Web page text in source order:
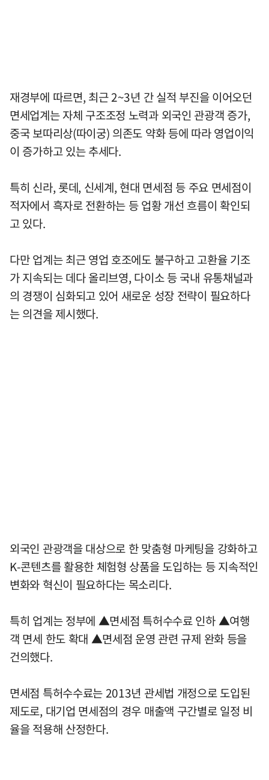
재경부에 따르면, 최근 2~3년 간 실적 부진을 이어오던
면세업계는 자체 구조조정 노력과 외국인 관광객 증가,
중국 보따리상(따이궁) 의존도 약화 등에 따라 영업이익
이 증가하고 있는 추세다.
특히 신라, 롯데, 신세계, 현대 면세점 등 주요 면세점이
적자에서 흑자로 전환하는 등 업황 개선 흐름이 확인되
고 있다.
다만 업계는 최근 영업 호조에도 불구하고 고환율 기조
가 지속되는 데다 올리브영, 다이소 등 국내 유통채널과
의 경쟁이 심화되고 있어 새로운 성장 전략이 필요하다
는 의견을 제시했다.
외국인 관광객을 대상으로 한 맞춤형 마케팅을 강화하고
K-콘텐츠를 활용한 체험형 상품을 도입하는 등 지속적인
변화와 혁신이 필요하다는 목소리다.
특히 업계는 정부에 ▲면세점 특허수수료 인하 ▲여행
객 면세 한도 확대 ▲면세점 운영 관련 규제 완화 등을
건의했다.
면세점 특허수수료는 2013년 관세법 개정으로 도입된
제도로, 대기업 면세점의 경우 매출액 구간별로 일정 비
율을 적용해 산정한다.